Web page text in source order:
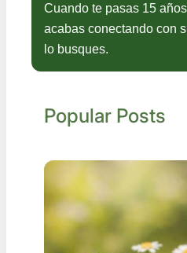
Cuando te pasas 15
acabas conectando con
lo busques.
Popular Posts